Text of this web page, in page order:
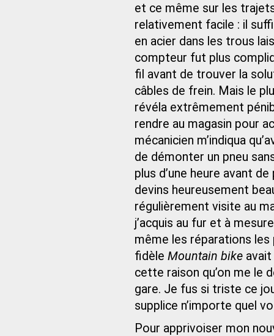
et ce même sur les
relativement facile : il
en acier dans les trous
compteur fut plus
fil avant de trouver la
câbles de frein. Mais le
révéla extrêmement
rendre au magasin pour
mécanicien m’indiqua
de démonter un pneu
plus d’une heure avant
devins heureusement
régulièrement visite au
j’acquis au fur et à
même les réparations les
fidèle Mountain bike
cette raison qu’on me le
gare. Je fus si triste ce
supplice n’importe quel
Pour apprivoiser mon